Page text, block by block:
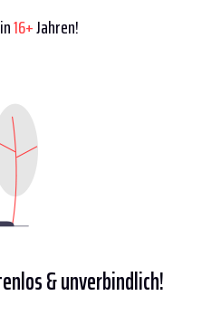
16+Jahren!
& unverbindlich!